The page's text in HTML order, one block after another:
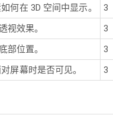
何在 3D 空间中显示。
3
视效果。
3
部位置。
3
屏幕时是否可见。 3